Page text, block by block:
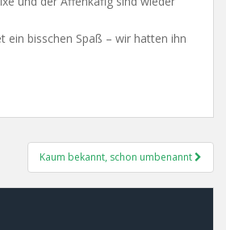
ein bisschen Spaß – wir hatten ihn
Kaum bekannt, schon umbenannt